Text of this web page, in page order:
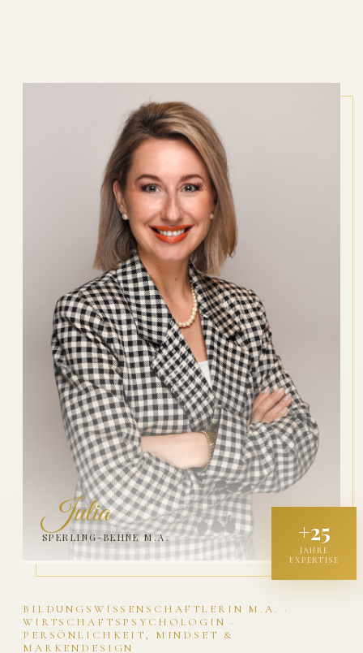
BILDUNGSWISSENSCHAFTLERIN M.A. ·
WIRTSCHAFTSPSYCHOLOGIN ·
PERSÖNLICHKEIT, MINDSET &
MARKENDESIGN
Julia
SPERLING-BEHNE M.A. +25
JAHRE
EXPERTISE